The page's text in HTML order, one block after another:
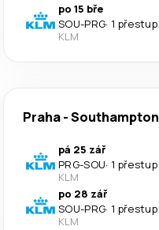
po 15 bře
SOU-PRG· 1 přestup
KLM
Praha-Southampton
pá 25 zář
PRG-SOU· 1 přestup
KLM
po 28 zář
SOU-PRG· 1 přestup
KLM